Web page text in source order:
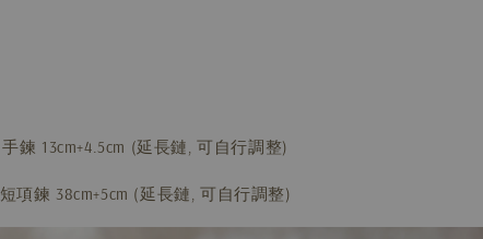
手鍊 13cm+4.5cm (延長鏈, 可自行調整)
短項鍊 38cm+5cm (延長鏈, 可自行調整)